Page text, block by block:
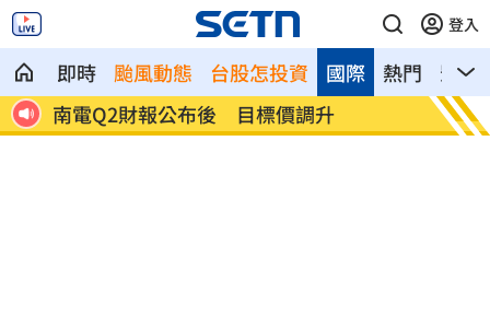
登入
即時 颱風動態 台股怎投資 熱門 影音
國際
特
南電Q2財報公布後 目標價調升 俄軍